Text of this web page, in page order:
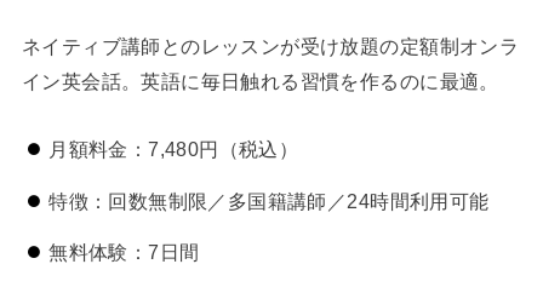
ネイティブ講師とのレッスンが受け放題の定額制オンラ
イン英会話。英語に毎日触れる習慣を作るのに最適。
月額料金：7,480円（税込）
特徴：回数無制限／多国籍講師／24時間利用可能
無料体験：7日間